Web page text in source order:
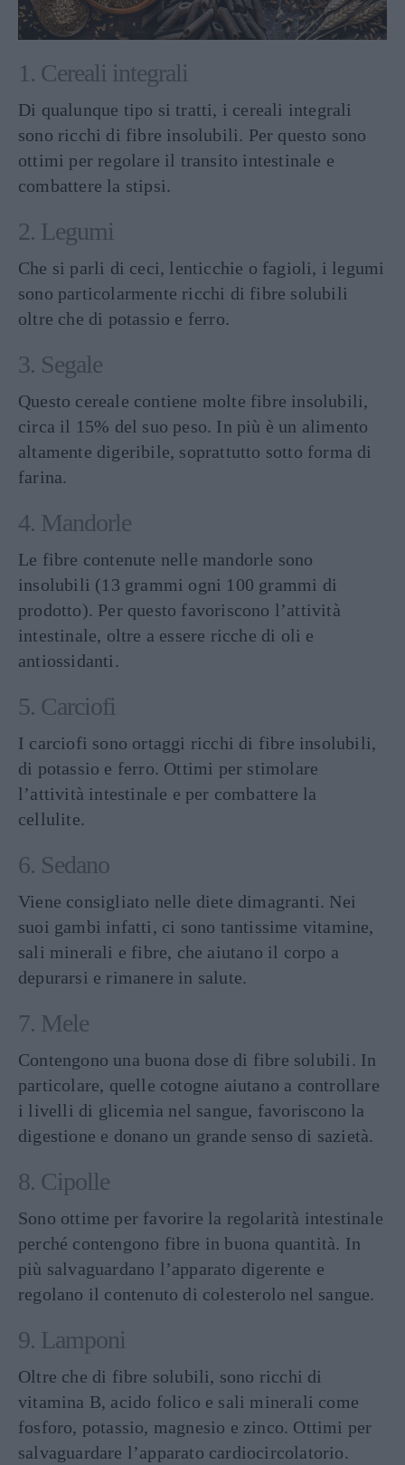
1. Cereali integrali
Di qualunque tipo si tratti, i cereali integrali
sono ricchi di fibre insolubili. Per questo sono
ottimi per regolare il transito intestinale e
combattere la stipsi.
2. Legumi
Che si parli di ceci, lenticchie o fagioli, i legumi
sono particolarmente ricchi di fibre solubili
oltre che di potassio e ferro.
3. Segale
Questo cereale contiene molte fibre insolubili,
circa il 15% del suo peso. In più è un alimento
altamente digeribile, soprattutto sotto forma di
farina.
4. Mandorle
Le fibre contenute nelle mandorle sono
insolubili (13 grammi ogni 100 grammi di
prodotto). Per questo favoriscono l’attività
intestinale, oltre a essere ricche di oli e
antiossidanti.
5. Carciofi
I carciofi sono ortaggi ricchi di fibre insolubili,
di potassio e ferro. Ottimi per stimolare
l’attività intestinale e per combattere la
cellulite.
6. Sedano
Viene consigliato nelle diete dimagranti. Nei
suoi gambi infatti, ci sono tantissime vitamine,
sali minerali e fibre, che aiutano il corpo a
depurarsi e rimanere in salute.
7. Mele
Contengono una buona dose di fibre solubili. In
particolare, quelle cotogne aiutano a controllare
i livelli di glicemia nel sangue, favoriscono la
digestione e donano un grande senso di sazietà.
8. Cipolle
Sono ottime per favorire la regolarità intestinale
perché contengono fibre in buona quantità. In
più salvaguardano l’apparato digerente e
regolano il contenuto di colesterolo nel sangue.
9. Lamponi
Oltre che di fibre solubili, sono ricchi di
vitamina B, acido folico e sali minerali come
fosforo, potassio, magnesio e zinco. Ottimi per
salvaguardare l’apparato cardiocircolatorio.